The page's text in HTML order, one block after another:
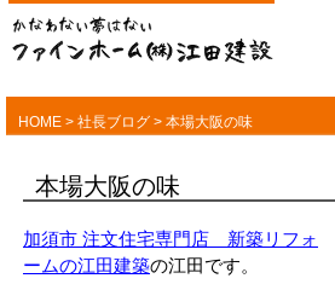
HOME > 社長ブログ > 本場大阪の味
本場大阪の味
加須市 注文住宅専門店 新築リフォ
ームの江田建築の江田です。